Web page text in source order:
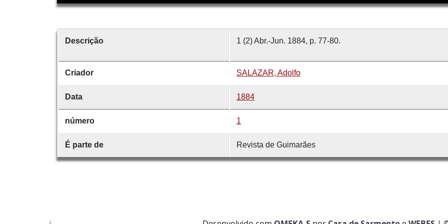
Descrição 1 (2) Abr.-Jun. 1884, p. 77-80.
Criador SALAZAR, Adolfo
Data 1884
número 1
É parte de Revista de Guimarães